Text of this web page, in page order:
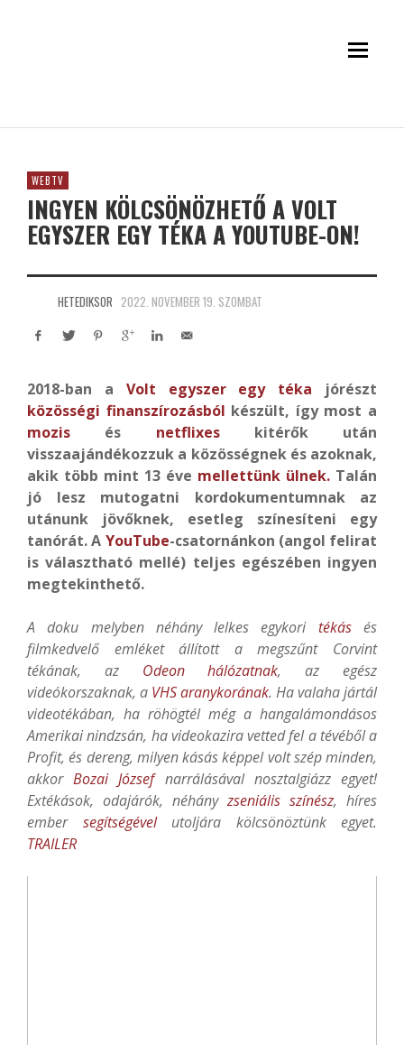
WEBTV
INGYEN KÖLCSÖNÖZHETŐ A VOLT
EGYSZER EGY TÉKA A YOUTUBE-ON!
HETEDIKSOR 2022. NOVEMBER 19. SZOMBAT
2018-ban a Volt egyszer egy téka jórészt
közösségi finanszírozásból készült, így most a
mozis és netflixeskitérők után
visszaajándékozzuk a közösségnek és azoknak,
akik több mint 13 éve mellettünk ülnek. Talán
jó lesz mutogatni kordokumentumnak az
utánunk jövőknek, esetleg színesíteni egy
tanórát. A YouTube-csatornánkon (angol felirat
is választható mellé) teljes egészében ingyen
megtekinthető.
A doku melyben néhány lelkes egykori tékásés
filmkedvelő emléket állított a megszűnt Corvint
tékának, az Odeon hálózatnak, az egész
videókorszaknak, a VHS aranykorának. Ha valaha jártál
videotékában, ha röhögtél még a hangalámondásos
Amerikai nindzsán, ha videokazira vetted fel a tévéből a
Profit, és dereng, milyen kásás képpel volt szép minden,
akkorBozai Józsefnarrálásával nosztalgiázz egyet!
Extékások, odajárók, néhányzseniális színész, híres
ember segítségévelutoljára kölcsönöztünk egyet.
TRAILER